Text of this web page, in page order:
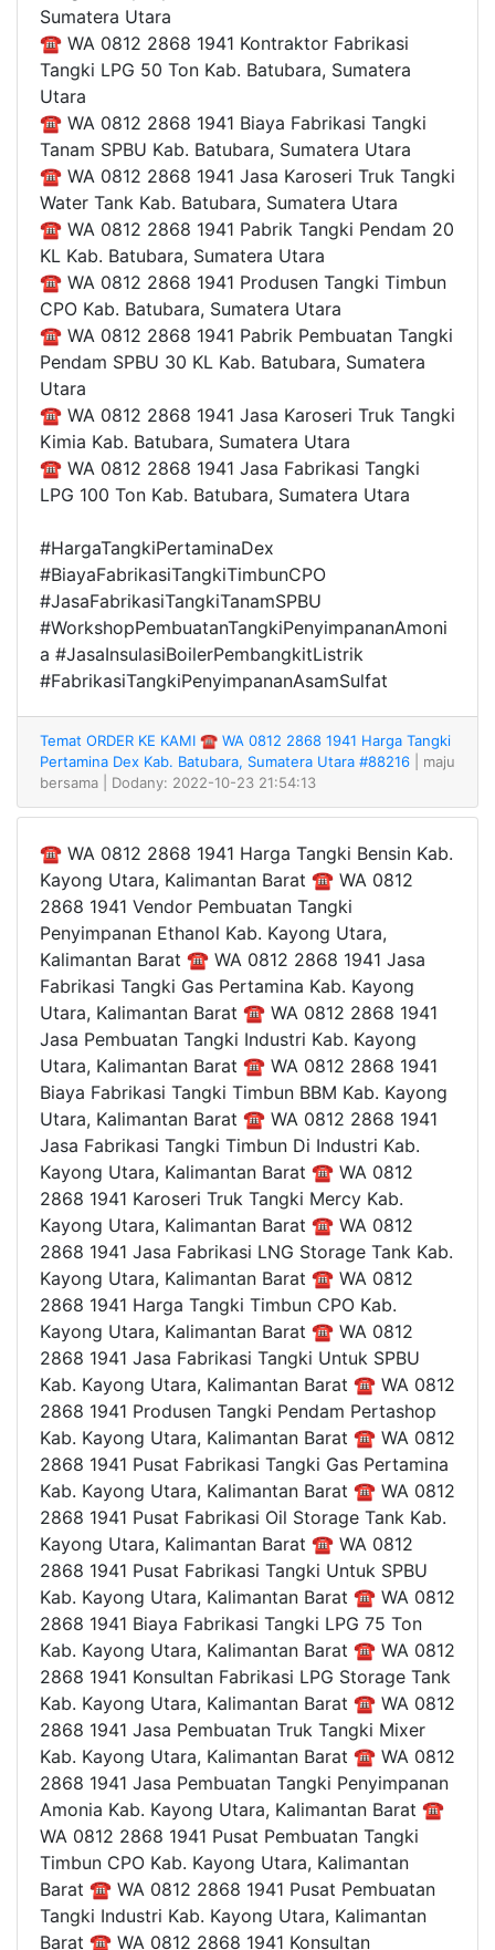
Sumatera Utara
☎ WA 0812 2868 1941 Kontraktor Fabrikasi
Tangki LPG 50 Ton Kab. Batubara, Sumatera
Utara
☎ WA 0812 2868 1941 Biaya Fabrikasi Tangki
Tanam SPBU Kab. Batubara, Sumatera Utara
☎ WA 0812 2868 1941 Jasa Karoseri Truk Tangki
Water Tank Kab. Batubara, Sumatera Utara
☎ WA 0812 2868 1941 Pabrik Tangki Pendam 20
KL Kab. Batubara, Sumatera Utara
☎ WA 0812 2868 1941 Produsen Tangki Timbun
CPO Kab. Batubara, Sumatera Utara
☎ WA 0812 2868 1941 Pabrik Pembuatan Tangki
Pendam SPBU 30 KL Kab. Batubara, Sumatera
Utara
☎ WA 0812 2868 1941 Jasa Karoseri Truk Tangki
Kimia Kab. Batubara, Sumatera Utara
☎ WA 0812 2868 1941 Jasa Fabrikasi Tangki
LPG 100 Ton Kab. Batubara, Sumatera Utara
#HargaTangkiPertaminaDex
#BiayaFabrikasiTangkiTimbunCPO
#JasaFabrikasiTangkiTanamSPBU
#WorkshopPembuatanTangkiPenyimpananAmoni
a #JasaInsulasiBoilerPembangkitListrik
#FabrikasiTangkiPenyimpananAsamSulfat
Temat ORDER KE KAMI ☎ WA 0812 2868 1941 Harga Tangki
Pertamina Dex Kab. Batubara, Sumatera Utara #88216
| maju
bersama
| Dodany: 2022-10-23 21:54:13
☎ WA 0812 2868 1941 Harga Tangki Bensin Kab.
Kayong Utara, Kalimantan Barat ☎ WA 0812
2868 1941 Vendor Pembuatan Tangki
Penyimpanan Ethanol Kab. Kayong Utara,
Kalimantan Barat ☎ WA 0812 2868 1941 Jasa
Fabrikasi Tangki Gas Pertamina Kab. Kayong
Utara, Kalimantan Barat ☎ WA 0812 2868 1941
Jasa Pembuatan Tangki Industri Kab. Kayong
Utara, Kalimantan Barat ☎ WA 0812 2868 1941
Biaya Fabrikasi Tangki Timbun BBM Kab. Kayong
Utara, Kalimantan Barat ☎ WA 0812 2868 1941
Jasa Fabrikasi Tangki Timbun Di Industri Kab.
Kayong Utara, Kalimantan Barat ☎ WA 0812
2868 1941 Karoseri Truk Tangki Mercy Kab.
Kayong Utara, Kalimantan Barat ☎ WA 0812
2868 1941 Jasa Fabrikasi LNG Storage Tank Kab.
Kayong Utara, Kalimantan Barat ☎ WA 0812
2868 1941 Harga Tangki Timbun CPO Kab.
Kayong Utara, Kalimantan Barat ☎ WA 0812
2868 1941 Jasa Fabrikasi Tangki Untuk SPBU
Kab. Kayong Utara, Kalimantan Barat ☎ WA 0812
2868 1941 Produsen Tangki Pendam Pertashop
Kab. Kayong Utara, Kalimantan Barat ☎ WA 0812
2868 1941 Pusat Fabrikasi Tangki Gas Pertamina
Kab. Kayong Utara, Kalimantan Barat ☎ WA 0812
2868 1941 Pusat Fabrikasi Oil Storage Tank Kab.
Kayong Utara, Kalimantan Barat ☎ WA 0812
2868 1941 Pusat Fabrikasi Tangki Untuk SPBU
Kab. Kayong Utara, Kalimantan Barat ☎ WA 0812
2868 1941 Biaya Fabrikasi Tangki LPG 75 Ton
Kab. Kayong Utara, Kalimantan Barat ☎ WA 0812
2868 1941 Konsultan Fabrikasi LPG Storage Tank
Kab. Kayong Utara, Kalimantan Barat ☎ WA 0812
2868 1941 Jasa Pembuatan Truk Tangki Mixer
Kab. Kayong Utara, Kalimantan Barat ☎ WA 0812
2868 1941 Jasa Pembuatan Tangki Penyimpanan
Amonia Kab. Kayong Utara, Kalimantan Barat ☎
WA 0812 2868 1941 Pusat Pembuatan Tangki
Timbun CPO Kab. Kayong Utara, Kalimantan
Barat ☎ WA 0812 2868 1941 Pusat Pembuatan
Tangki Industri Kab. Kayong Utara, Kalimantan
Barat ☎ WA 0812 2868 1941 Konsultan